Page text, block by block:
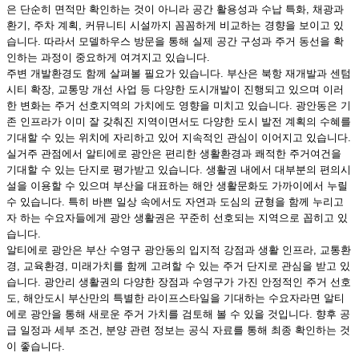
은 단순히 면적만 확인하는 것이 아니라 공간 활용성과 수납 특화, 채광과
환기, 주차 계획, 커뮤니티 시설까지 꼼꼼하게 비교하는 경향을 보이고 있
습니다. 따라서 모델하우스 방문을 통해 실제 공간 구성과 주거 동선을 확
인하는 과정이 중요하게 여겨지고 있습니다.
주변 개발환경도 함께 살펴볼 필요가 있습니다. 부산은 북항 재개발과 센텀
시티 확장, 교통망 개선 사업 등 다양한 도시개발이 진행되고 있으며 이러
한 변화는 주거 선호지역의 가치에도 영향을 미치고 있습니다. 광안동은 기
존 인프라가 이미 잘 갖춰진 지역이면서도 다양한 도시 발전 계획의 수혜를
기대할 수 있는 위치에 자리하고 있어 지속적인 관심이 이어지고 있습니다.
실거주 관점에서 알티에로 광안은 편리한 생활환경과 쾌적한 주거여건을
기대할 수 있는 단지로 평가받고 있습니다. 생활권 내에서 대부분의 편의시
설을 이용할 수 있으며 부산을 대표하는 해안 생활문화도 가까이에서 누릴
수 있습니다. 특히 바쁜 일상 속에서도 자연과 도심의 균형을 함께 누리고
자 하는 수요자들에게 광안 생활권은 꾸준히 선호되는 지역으로 꼽히고 있
습니다.
알티에로 광안은 부산 수영구 광안동의 입지적 강점과 생활 인프라, 교통환
경, 교육환경, 미래가치를 함께 고려할 수 있는 주거 단지로 관심을 받고 있
습니다. 광안리 생활권의 다양한 장점과 수영구가 가진 안정적인 주거 선호
도, 해안도시 부산만의 특별한 라이프스타일을 기대하는 수요자라면 알티
에로 광안을 통해 새로운 주거 가치를 검토해 볼 수 있을 것입니다. 향후 공
급 일정과 세부 조건, 분양 관련 정보는 공식 자료를 통해 최종 확인하는 것
이 좋습니다.